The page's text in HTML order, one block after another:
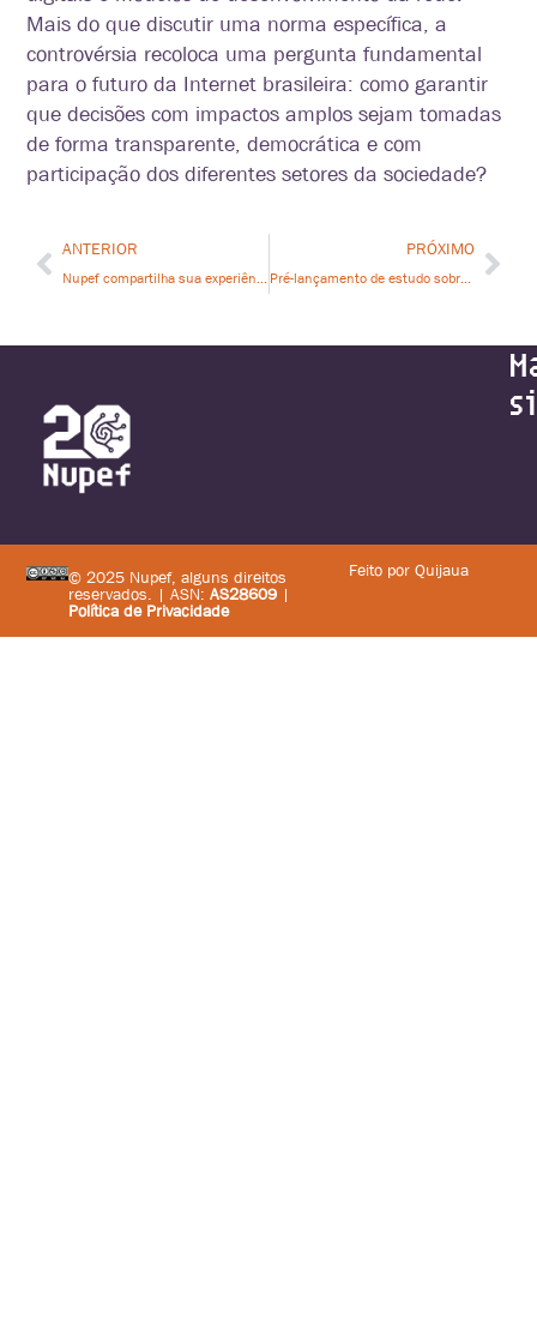
Mais do que discutir uma norma específica, a
controvérsia recoloca uma pergunta fundamental
para o futuro da Internet brasileira: como garantir
que decisões com impactos amplos sejam tomadas
de forma transparente, democrática e com
participação dos diferentes setores da sociedade?
ANTERIOR
Nupef compartilha sua experiência em infraestrutura resiliente e autonomia digital no 2º Encontro Nacional pela Soberania Digital
PRÓXIMO
Pré-lançamento de estudo sobre conectividade significativa na Amazônia reúne lideranças comunitárias, pesquisadores e representes de OSCs
© 2025 Nupef, alguns direitos
reservados. | ASN: AS28609|
Política de Privacidade
Feito por Quijaua